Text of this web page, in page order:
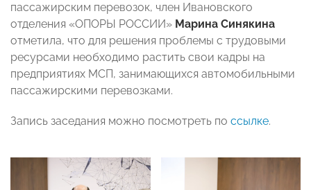
пассажирским перевозок, член Ивановского
отделения «ОПОРЫ РОССИИ» Марина Синякина
отметила, что для решения проблемы с трудовыми
ресурсами необходимо растить свои кадры на
предприятиях МСП, занимающихся автомобильными
пассажирскими перевозками.
Запись заседания можно посмотреть по ссылке.